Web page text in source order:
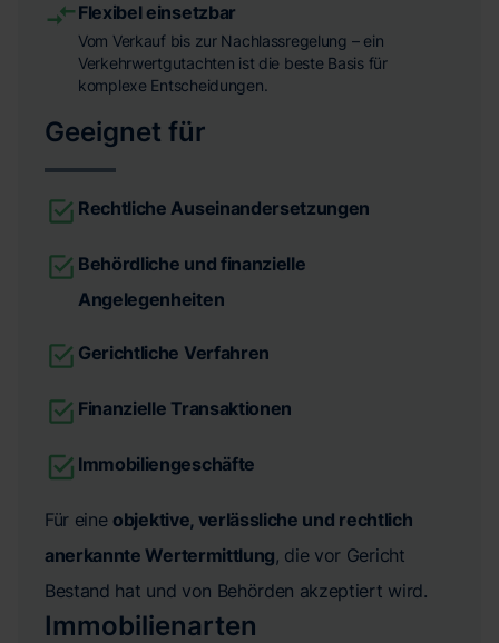
Flexibel einsetzbar
Vom Verkauf bis zur Nachlassregelung – ein
Verkehrwertgutachten ist die beste Basis für
komplexe Entscheidungen.
Geeignet für
Rechtliche Auseinandersetzungen
Behördliche und finanzielle
Angelegenheiten
Gerichtliche Verfahren
Finanzielle Transaktionen
Immobiliengeschäfte
Für eine objektive, verlässliche und rechtlich
anerkannte Wertermittlung, die vor Gericht
Bestand hat und von Behörden akzeptiert wird.
Immobilienarten